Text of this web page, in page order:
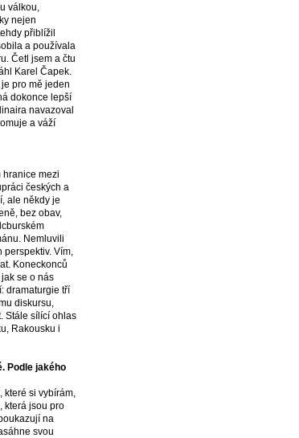
válkou,
nejen
přiblížil
a používala
Četl jsem a čtu
Karel Čapek.
pro mě jeden
dokonce lepší
navazoval
a váží
hranice mezi
českých a
ale někdy je
bez obav,
Nemluvili
perspektiv. Vím,
Koneckonců
se o nás
dramaturgie tří
diskursu,
Stále sílící ohlas
Rakousku i
Podle jakého
které si vybírám,
která jsou pro
na
svou